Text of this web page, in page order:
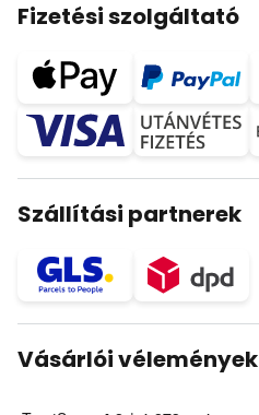
Fizetési szolgáltató
Szállítási partnerek
Vásárlói vélemények